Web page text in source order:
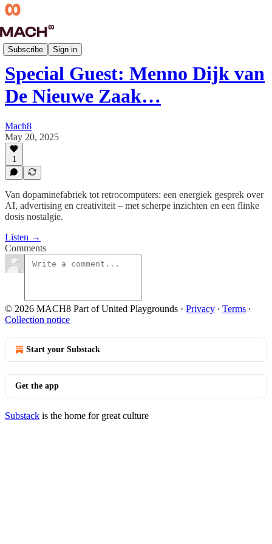
Subscribe Sign in
Techdives
Special Guest: Menno Dijk van
De Nieuwe Zaak…
Mach8
May 20, 2025
1
Van dopaminefabriek tot retrocomputers: een energiek gesprek over
AI, advertising en creativiteit – met scherpe inzichten en een flinke
dosis nostalgie.
Listen →
Comments
© 2026 MACH8 Part of United Playgrounds · Privacy ∙ Terms ∙
Collection notice
Start your Substack
Get the app
Substack is the home for great culture